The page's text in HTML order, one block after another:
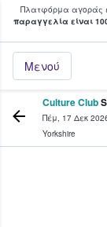
Πλατφόρμα αγοράς
παραγγελία είναι
Μενού
φαν
Culture Club
Πέμ, 17 Δεκ
Yorkshire